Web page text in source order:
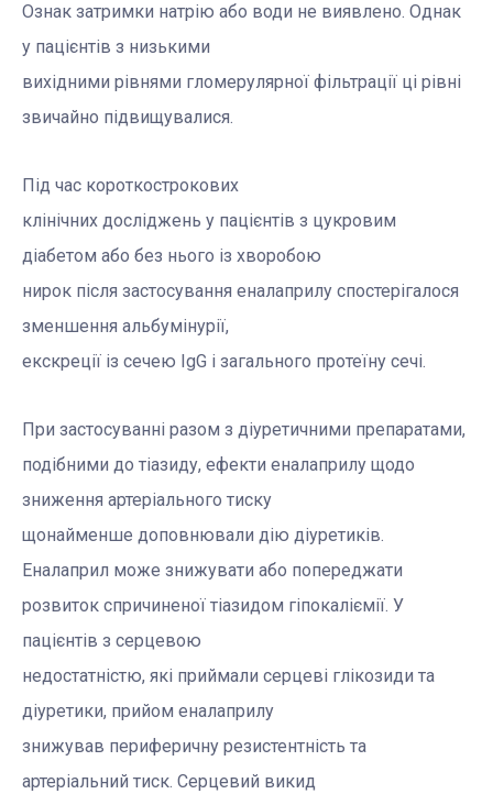
Ознак затримки натрію або води не виявлено. Однак
у пацієнтів з низькими
вихідними рівнями гломерулярної фільтрації ці рівні
звичайно підвищувалися.
Під час короткострокових
клінічних досліджень у пацієнтів з цукровим
діабетом або без нього із хворобою
нирок після застосування еналаприлу спостерігалося
зменшення альбумінурії,
екскреції із сечею ІgG і загального протеїну сечі.
При застосуванні разом з діуретичними препаратами,
подібними до тіазиду, ефекти еналаприлу щодо
зниження артеріального тиску
щонайменше доповнювали дію діуретиків.
Еналаприл може знижувати або попереджати
розвиток спричиненої тіазидом гіпокаліємії. У
пацієнтів з серцевою
недостатністю, які приймали серцеві глікозиди та
діуретики, прийом еналаприлу
знижував периферичну резистентність та
артеріальний тиск. Серцевий викид